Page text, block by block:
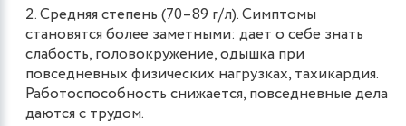
Средняя степень (70–89 г/л). Симптомы
становятся более заметными: дает о себе знать
слабость, головокружение, одышка при
повседневных физических нагрузках, тахикардия.
Работоспособность снижается, повседневные дела
даются с трудом.